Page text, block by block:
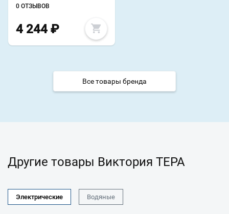
0 ОТЗЫВОВ
4 244 ₽
Все товары бренда
Другие товары Виктория ТЕРА
Электрические Водяные